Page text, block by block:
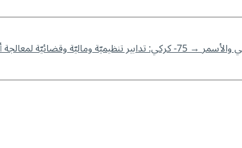
→75- كركي: تدابير تنظيميّة وماليّة وقضائيّة لمعالجة أوضاع بعض مكاتب الصندوق.